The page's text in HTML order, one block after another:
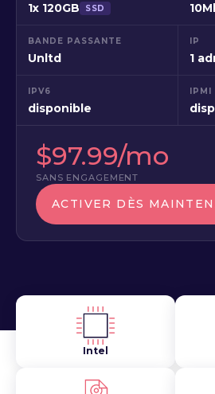
1x 120GB SSD
BANDE PASSANTE
Unltd
IP
1
IPV6
disponible
IPMI
$97.99/mo
SANS ENGAGEMENT
ACTIVER DÈS
Intel